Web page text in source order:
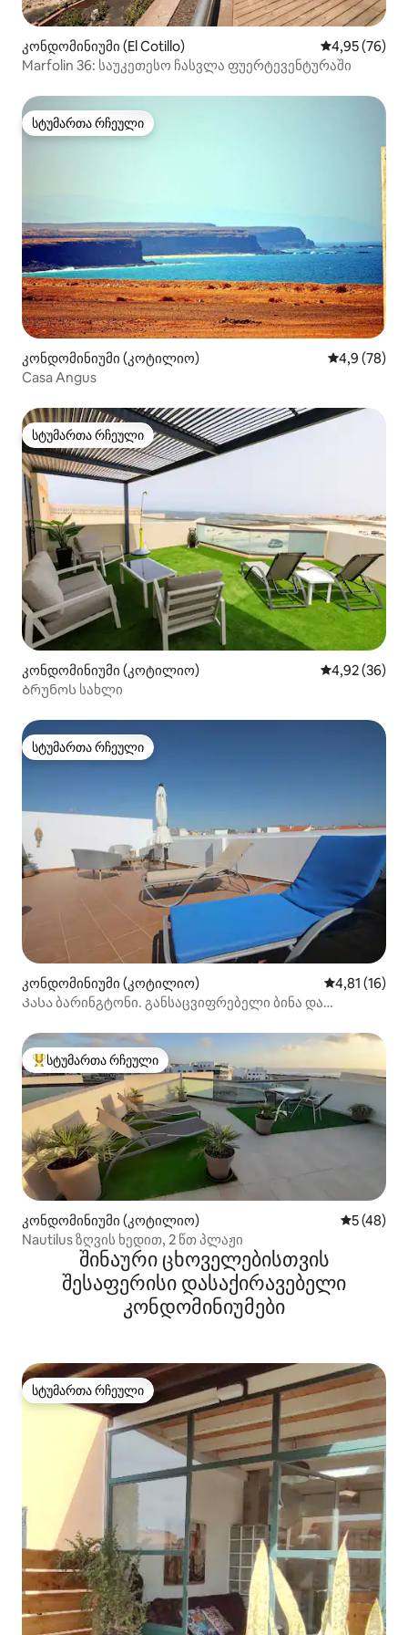
კონდომინიუმი (El Cotillo) საშუალო
4,95 (76)
Marfolin 36: საუკეთესო ჩასვლა ფუერტევენტურაში
სტუმართა რჩეული
სტუმართა რჩეული
კონდომინიუმი (კოტილიო) საშუალო
4,9 (78)
Casa Angus
სტუმართა რჩეული
სტუმართა რჩეული
კონდომინიუმი (კოტილიო) საშუალო
4,92 (36)
Ბრუნოს სახლი
სტუმართა რჩეული
სტუმართა რჩეული
კონდომინიუმი (კოტილიო) საშუალო
4,81 (16)
Კასა ბარინგტონი. განსაცვიფრებელი ბინა და
სტუმართა რჩეული მოწინავე ვარიანტი
სტუმართა რჩეული
კონდომინიუმი (კოტილიო) საშუალო
5 (48)
Nautilus ზღვის ხედით, 2 წთ პლაჟი
შინაური ცხოველებისთვის
შესაფერისი დასაქირავებელი
კონდომინიუმები
სტუმართა რჩეული
სტუმართა რჩეული